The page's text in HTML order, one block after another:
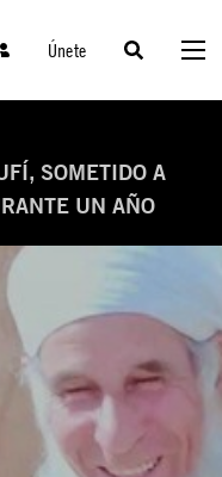
Únete
SOMETIDO A
UN AÑO